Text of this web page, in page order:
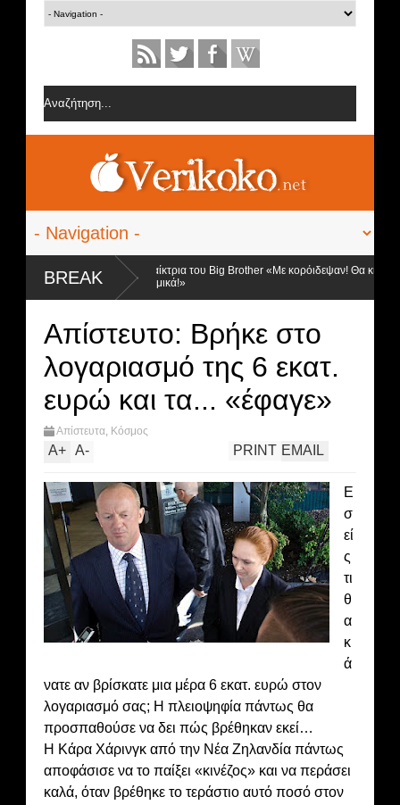
BREAK
3 φιναλίστ
Παίκτρια του Big Brother «Με κορόιδεψαν! Θα κινηθώ
νομικά!»
Απίστευτο: Βρήκε στο
λογαριασμό της 6 εκατ.
ευρώ και τα... «έφαγε»
Απίστευτα, Κόσμος
A+ A- EMAIL
PRINT
Ε
σ
εί
ς
τι
θ
α
κ
ά
νατε αν βρίσκατε μια μέρα 6 εκατ. ευρώ στον
λογαριασμό σας; Η πλειοψηφία πάντως θα
προσπαθούσε να δει πώς βρέθηκαν εκεί…
Η Κάρα Χάρινγκ από την Νέα Ζηλανδία πάντως
αποφάσισε να το παίξει «κινέζος» και να περάσει
καλά, όταν βρέθηκε το τεράστιο αυτό ποσό στον